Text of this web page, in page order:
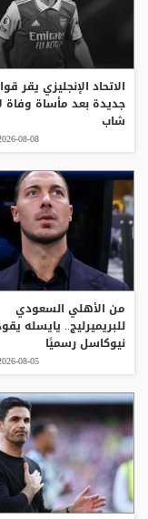
الاتحاد الإنجليزي يقر
جديدة بعد مأساة وفاة
شاب
2026-08-08 |
من الأهلي السعودي
للبريميرليج.. يايسله
نيوكاسل رسميًا
2026-08-05 |